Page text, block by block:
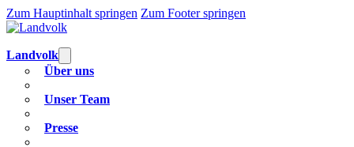
Zum Hauptinhalt springen Zum Footer springen
Landvolk
Über uns
Unser Team
Presse